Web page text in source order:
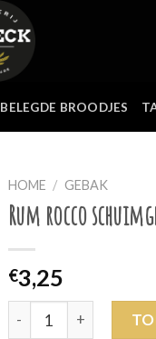
BELEGDE BROODJES
HOME / GEBAK
Rum rocco
€3,25
Rum rocco